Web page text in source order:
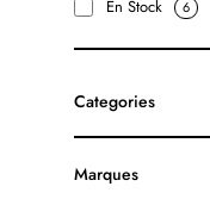
En Stock 6
Categories
Marques